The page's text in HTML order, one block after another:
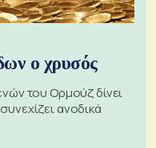
ο χρυσός
του Ορμούζ δίνει
ανοδικά